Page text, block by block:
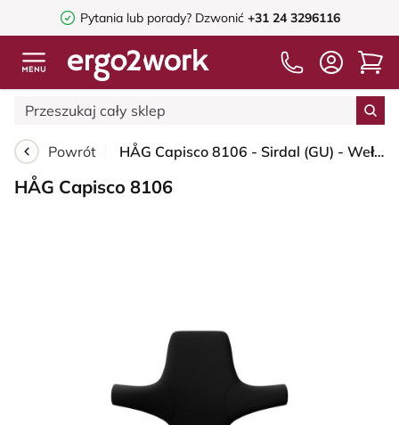
Pytania lub porady? Dzwonić +31 24 3296116
Powrót HÅG Capisco 8106 - Sirdal (GU) - Wełna - SRD190 Black - Black - 265 mm (seat height 53-79cm) - Soft castors for hard floors
HÅG Capisco 8106